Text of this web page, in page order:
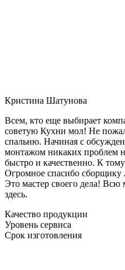
Кристина Шатунова
Всем, кто еще выбирает
советую Кухни мол! Не
спальню. Начиная с
монтажом никаких проблем
быстро и качественно. К
Огромное спасибо сборщику
Это мастер своего дела! Всю
здесь.
Качество продукции
Уровень сервиса
Срок изготовления